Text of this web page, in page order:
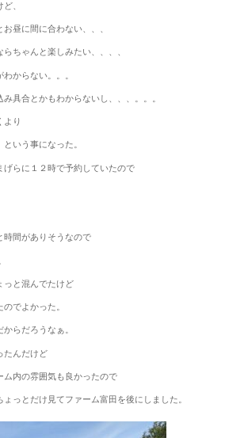
、
昼に間に合わない、、、
ちゃんと楽しみたい、、、、
からない。。。
具合とかもわからないし、、、。。。
より
いう事になった。
げらに１２時で予約していたので
時間がありそうなので
っと混んでたけど
でよかった。
らだろうなぁ。
たんだけど
内の雰囲気も良かったので
っとだけ見てファーム富田を後にしました。